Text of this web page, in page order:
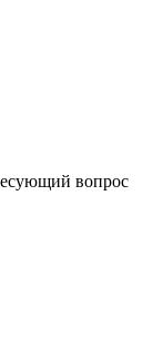
вопрос